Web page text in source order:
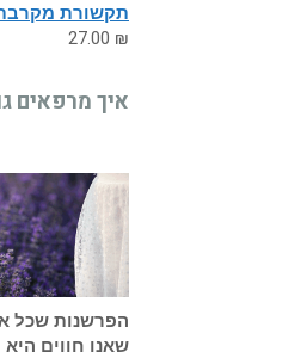
תקשורת
27.00 ₪
איך מרפאים
הפרשנות שכל
שאנו חווים